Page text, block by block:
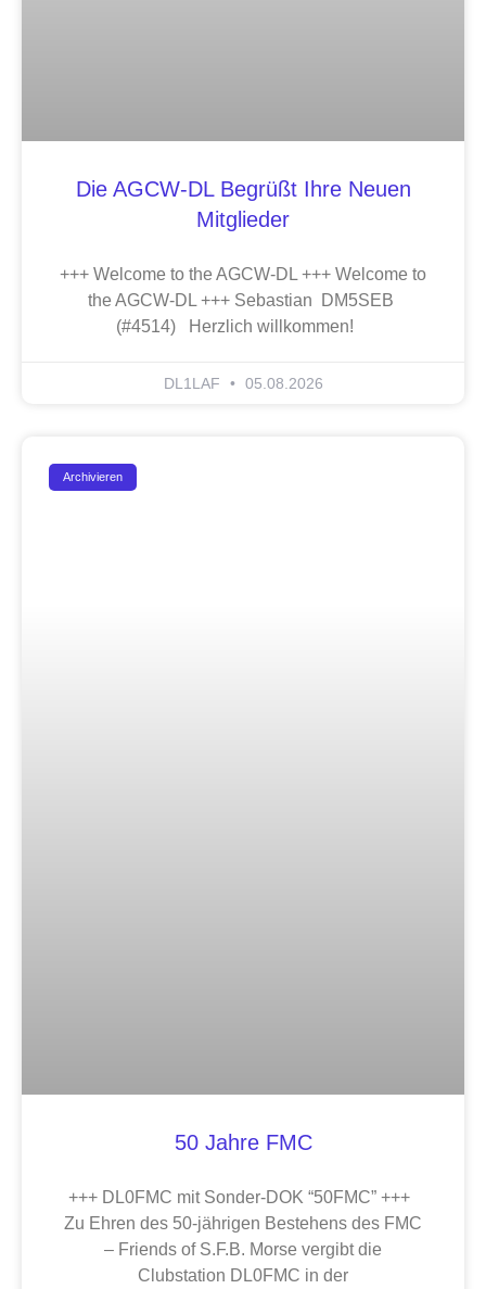
Die AGCW-DL Begrüßt Ihre Neuen
Mitglieder
+++ Welcome to the AGCW-DL +++ Welcome to
the AGCW-DL +++ Sebastian DM5SEB
(#4514) Herzlich willkommen!
DL1LAF 05.08.2026
Archivieren
50 Jahre FMC
+++ DL0FMC mit Sonder-DOK “50FMC” +++
Zu Ehren des 50-jährigen Bestehens des FMC
– Friends of S.F.B. Morse vergibt die
Clubstation DL0FMC in der